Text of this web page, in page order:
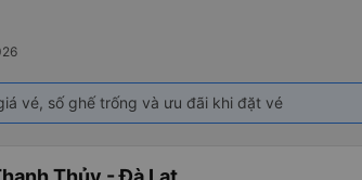
vé, số ghế trống và ưu đãi khi đặt vé